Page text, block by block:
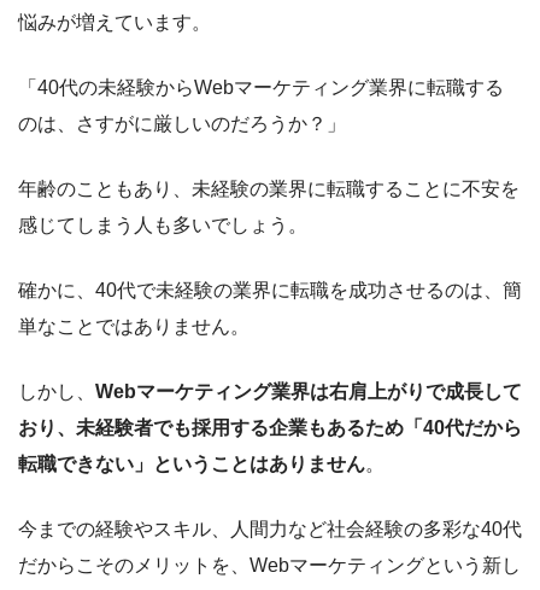
悩みが増えています。
「40代の未経験からWebマーケティング業界に転職する
のは、さすがに厳しいのだろうか？」
年齢のこともあり、未経験の業界に転職することに不安を
感じてしまう人も多いでしょう。
確かに、40代で未経験の業界に転職を成功させるのは、簡
単なことではありません。
しかし、 Webマーケティング業界は右肩上がりで成長して
おり、未経験者でも採用する企業もあるため「40代だから
転職できない」ということはありません。
今までの経験やスキル、人間力など社会経験の多彩な40代
だからこそのメリットを、Webマーケティングという新し